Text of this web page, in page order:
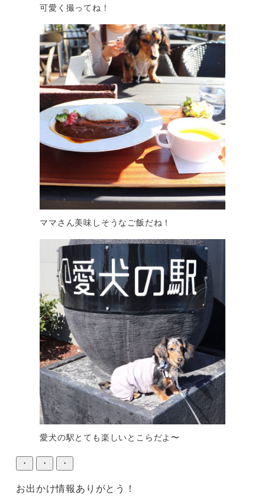
可愛く撮ってね！
ママさん美味しそうなご飯だね！
愛犬の駅とても楽しいとこらだよ〜
・ ・ ・
お出かけ情報ありがとう！